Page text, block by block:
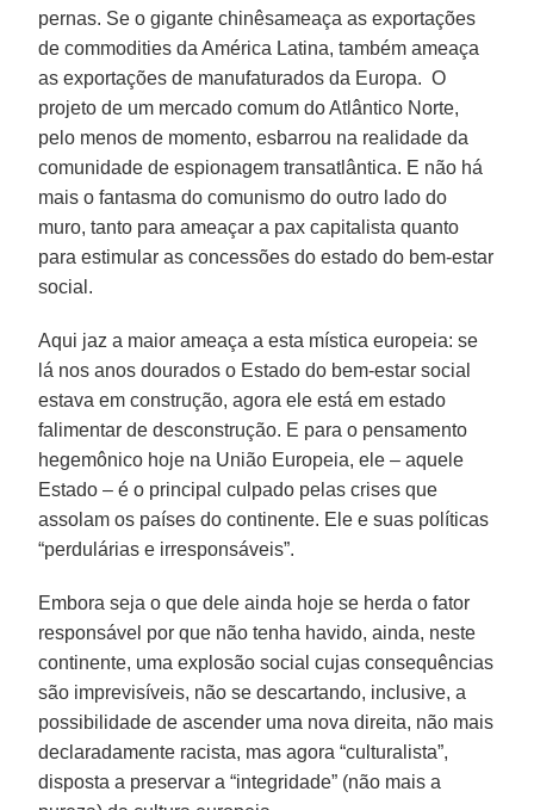
pernas. Se o gigante chinêsameaça as exportações
de commodities da América Latina, também ameaça
as exportações de manufaturados da Europa. O
projeto de um mercado comum do Atlântico Norte,
pelo menos de momento, esbarrou na realidade da
comunidade de espionagem transatlântica. E não há
mais o fantasma do comunismo do outro lado do
muro, tanto para ameaçar a pax capitalista quanto
para estimular as concessões do estado do bem-estar
social.
Aqui jaz a maior ameaça a esta mística europeia: se
lá nos anos dourados o Estado do bem-estar social
estava em construção, agora ele está em estado
falimentar de desconstrução. E para o pensamento
hegemônico hoje na União Europeia, ele – aquele
Estado – é o principal culpado pelas crises que
assolam os países do continente. Ele e suas políticas
“perdulárias e irresponsáveis”.
Embora seja o que dele ainda hoje se herda o fator
responsável por que não tenha havido, ainda, neste
continente, uma explosão social cujas consequências
são imprevisíveis, não se descartando, inclusive, a
possibilidade de ascender uma nova direita, não mais
declaradamente racista, mas agora “culturalista”,
disposta a preservar a “integridade” (não mais a